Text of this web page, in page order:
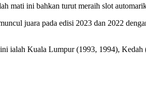
mati ini bahkan turut meraih slot
juara pada edisi 2023 dan 2022
ialah Kuala Lumpur (1993, 1994),